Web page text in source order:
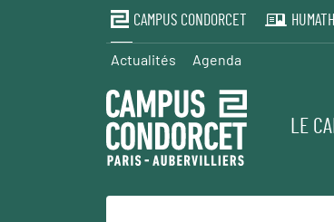
CAMPUS CONDORCET
Actualités Agenda
LE